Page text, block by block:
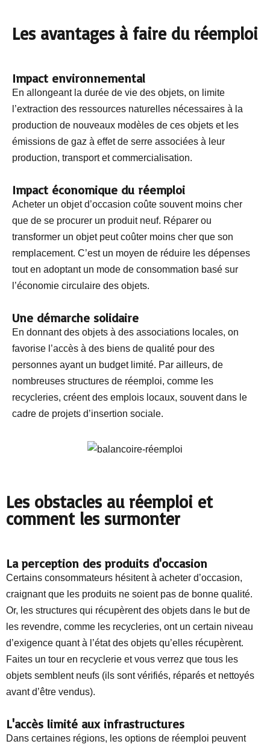
Les avantages à faire du réemploi
Impact environnemental
En allongeant la durée de vie des objets, on limite
l’extraction des ressources naturelles nécessaires à la
production de nouveaux modèles de ces objets et les
émissions de gaz à effet de serre associées à leur
production, transport et commercialisation.
Impact économique du réemploi
Acheter un objet d’occasion coûte souvent moins cher
que de se procurer un produit neuf. Réparer ou
transformer un objet peut coûter moins cher que son
remplacement. C’est un moyen de réduire les dépenses
tout en adoptant un mode de consommation basé sur
l’économie circulaire des objets.
Une démarche solidaire
En donnant des objets à des associations locales, on
favorise l’accès à des biens de qualité pour des
personnes ayant un budget limité. Par ailleurs, de
nombreuses structures de réemploi, comme les
recycleries, créent des emplois locaux, souvent dans le
cadre de projets d’insertion sociale.
Les obstacles au réemploi et
comment les surmonter
La perception des produits d'occasion
Certains consommateurs hésitent à acheter d’occasion,
craignant que les produits ne soient pas de bonne qualité.
Or, les structures qui récupèrent des objets dans le but de
les revendre, comme les recycleries, ont un certain niveau
d’exigence quant à l’état des objets qu’elles récupèrent.
Faites un tour en recyclerie et vous verrez que tous les
objets semblent neufs (ils sont vérifiés, réparés et nettoyés
avant d’être vendus).
L'accès limité aux infrastructures
Dans certaines régions, les options de réemploi peuvent